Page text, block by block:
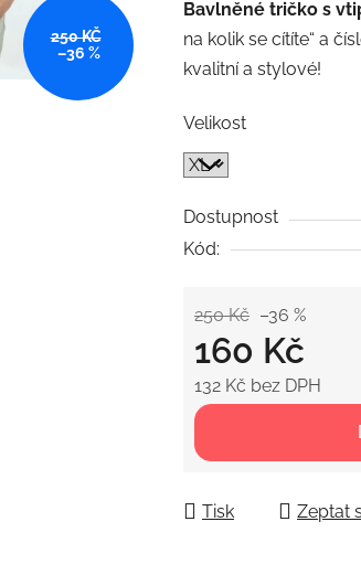
je
0,0
z
hvězdiček.
Bavlněné tričko s
na kolik se cítíte“ a
kvalitní a stylové!
Velikost
Dostupnost
Kód:
250 Kč –36 %
160 Kč
132 Kč bez DPH
Měrná cena:
Tisk Zeptat
250 KČ
–36 %